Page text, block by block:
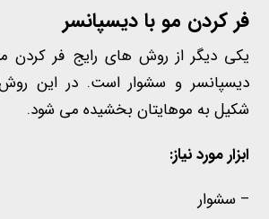
فر کردن مو با دیسپانسر
یکی دیگر از روش های رایج فر کردن
دیسپانسر و سشوار است. در این
شکیل به موهایتان بخشیده می شود.
ابزار مورد نیاز:
– سشوار